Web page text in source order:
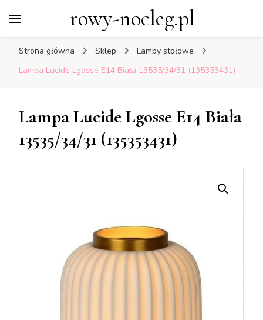
rowy-nocleg.pl
Strona główna Sklep
Lampy stołowe
Lampa Lucide Lgosse E14 Biała 13535/34/31 (135353431)
Lampa Lucide Lgosse E14 Biała
13535/34/31 (135353431)